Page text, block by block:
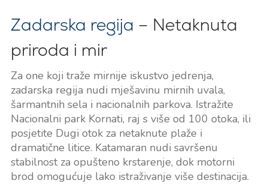
Zadarska regija – Netaknuta
priroda i mir
Za one koji traže mirnije iskustvo jedrenja,
zadarska regija nudi mješavinu mirnih uvala,
šarmantnih sela i nacionalnih parkova. Istražite
Nacionalni park Kornati, raj s više od 100 otoka, ili
posjetite Dugi otok za netaknute plaže i
dramatične litice. Katamaran nudi savršenu
stabilnost za opušteno krstarenje, dok motorni
brod omogućuje lako istraživanje više destinacija.